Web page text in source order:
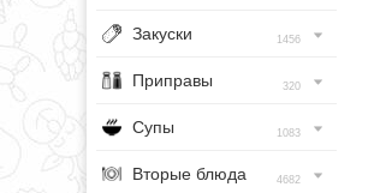
Закуски 1456
Приправы 320
Супы 1083
Вторые блюда 4682